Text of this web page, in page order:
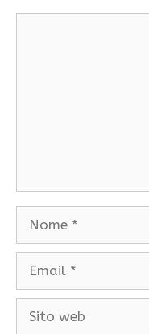
Nome
Email
Sito